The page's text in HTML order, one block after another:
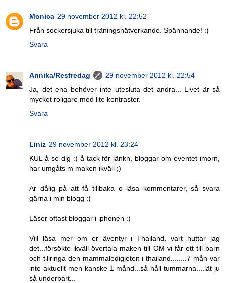
Monica 29 november 2012 kl. 22:52
Från sockersjuka till träningsnätverkande. Spännande! :)
Svara
Annika/Resfredag
29 november 2012 kl. 22:54
Ja, det ena behöver inte utesluta det andra... Livet är så
mycket roligare med lite kontraster.
Svara
Liniz 29 november 2012 kl. 23:24
KUL å se dig :) å tack för länkn, bloggar om eventet imorn,
har umgåts m maken ikväll ;)
Är dålig på att få tillbaka o läsa kommentarer, så svara
gärna i min blogg :)
Läser oftast bloggar i iphonen :)
Vill läsa mer om er äventyr i Thailand, vart huttar jag
det...försökte ikväll övertala maken till OM vi får ett till barn
och tillringa den mammaledigjeten i thailand........7 mån var
inte aktuellt men kanske 1 månd...så håll tummarna....lät ju
så underbart...